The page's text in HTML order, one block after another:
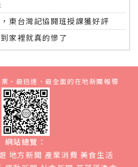
東台灣記協開班授課獲好評
家裡就真的慘了
、最迅速、最全面的在地新聞報導
網站總覽：
地方新聞 產業消費 美食生活